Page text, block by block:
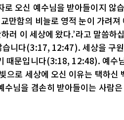
오신 예수님을 받아들이지 않
만함의 비늘로 영적 눈이 가려
러 이 세상에 왔다.’라고 말씀
니다(3:17, 12:47). 세상을 구
때문입니다(3:18, 12:48). 예수
으로 세상에 오신 이유는 택하신
님을 겸손히 받아들이는 사람